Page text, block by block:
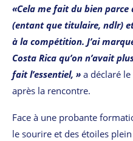
«Cela me fait du bien parce
(entant que titulaire, ndlr)
à la compétition. J’ai
Costa Rica qu’on n’avait
fait l’essentiel, » a déclaré le
après la rencontre.
Face à une probante
le sourire et des étoiles